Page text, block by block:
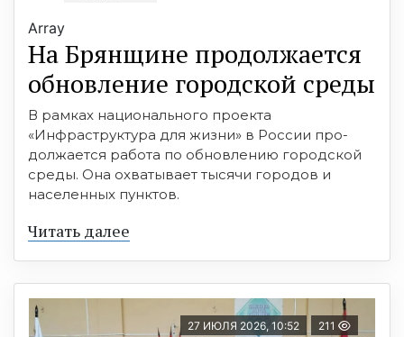
Array
На Брянщине продолжается
обновление городской среды
В рамках национального проекта
«Инфраструктура для жизни» в России про-
должается работа по обновлению городской
среды. Она охватывает тысячи городов и
населенных пунктов.
Читать далее
27 ИЮЛЯ 2026, 10:52 211